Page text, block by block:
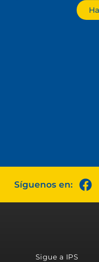
Síguenos en:
Sigue a IPS